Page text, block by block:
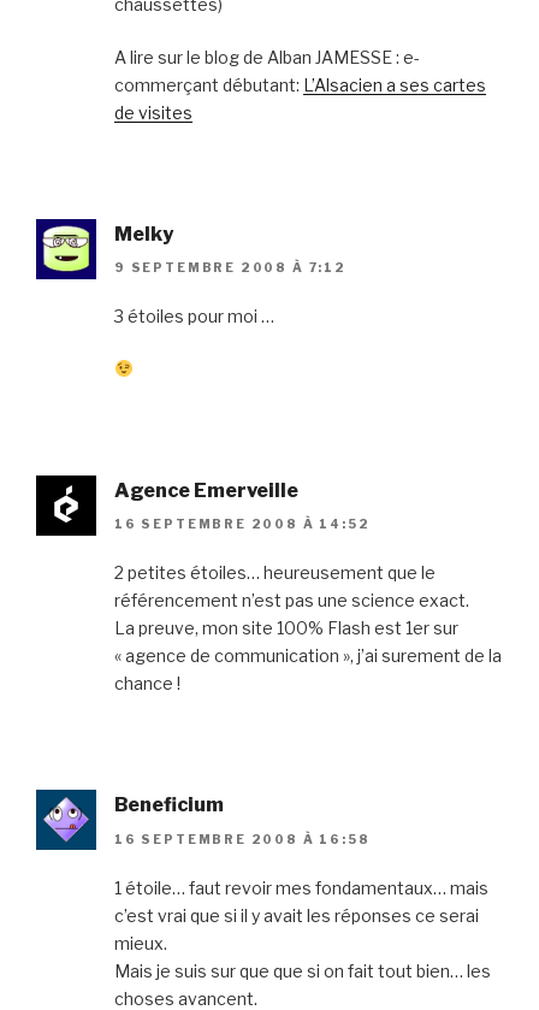
A lire sur le blog de Alban JAMESSE : e-
commerçant débutant: L’Alsacien a ses cartes
de visites
Melky
9 SEPTEMBRE 2008 À 7:12
3 étoiles pour moi …
Agence Emerveille
16 SEPTEMBRE 2008 À 14:52
2 petites étoiles… heureusement que le
référencement n’est pas une science exact.
La preuve, mon site 100% Flash est 1er sur
« agence de communication », j’ai surement de la
chance !
Beneficium
16 SEPTEMBRE 2008 À 16:58
1 étoile… faut revoir mes fondamentaux… mais
c’est vrai que si il y avait les réponses ce serai
mieux.
Mais je suis sur que que si on fait tout bien… les
choses avancent.